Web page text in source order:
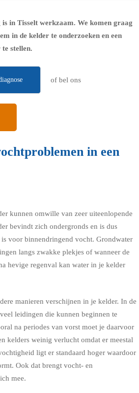
in Tisselt werkzaam. We komen graag
in de kelder te onderzoeken en een
stellen.
of bel ons
in een
kunnen omwille van zeer uiteenlopende
bevindt zich ondergronds en is dus
voor binnendringend vocht. Grondwater
langs zwakke plekjes of wanneer de
hevige regenval kan water in je kelder
manieren verschijnen in je kelder. In de
leidingen die kunnen beginnen te
na periodes van vorst moet je daarvoor
kelders weinig verlucht omdat er meestal
ligt er standaard hoger waardoor
Ook dat brengt vocht- en
mee.